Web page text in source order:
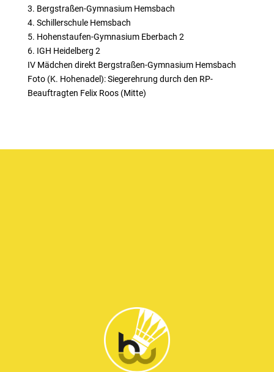
3. Bergstraßen-Gymnasium Hemsbach
4. Schillerschule Hemsbach
5. Hohenstaufen-Gymnasium Eberbach 2
6. IGH Heidelberg 2
IV Mädchen direkt Bergstraßen-Gymnasium Hemsbach
Foto (K. Hohenadel): Siegerehrung durch den RP-
Beauftragten Felix Roos (Mitte)